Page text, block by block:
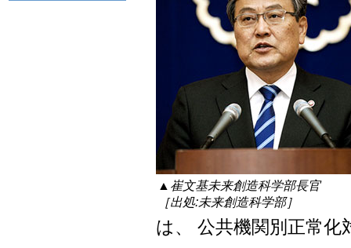
▲崔文基未来創造科学部長官
［出処:未来創造科学部］
は、 公共機関別正常